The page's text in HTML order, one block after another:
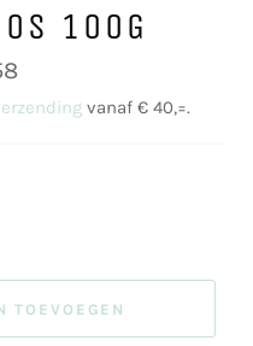
100G
vanaf € 40,=.
TOEVOEGEN